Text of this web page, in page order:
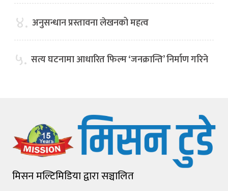
४. अनुसन्धान प्रस्तावना लेखनको महत्व
५. सत्य घटनामा आधारित फिल्म ‘जनक्रान्ति’ निर्माण गरिने
मिसन मल्टिमिडिया द्वारा सञ्चालित